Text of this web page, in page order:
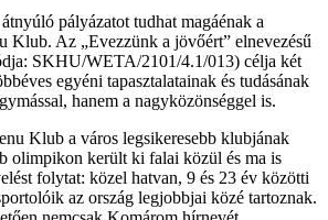
pályázatot tudhat magáénak a
Klub. Az „Evezzünk a jövőért” elnevezésű
SKHU/WETA/2101/4.1/013) célja két
egyéni tapasztalatainak és tudásának
hanem a nagyközönséggel is.
Klub a város legsikeresebb klubjának
olimpikon került ki falai közül és ma is
folytat: közel hatvan, 9 és 23 év közötti
az ország legjobbjai közé tartoznak.